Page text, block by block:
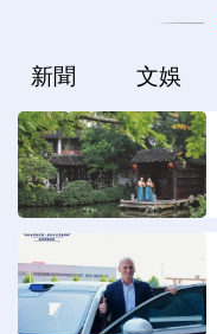
新聞 文娛